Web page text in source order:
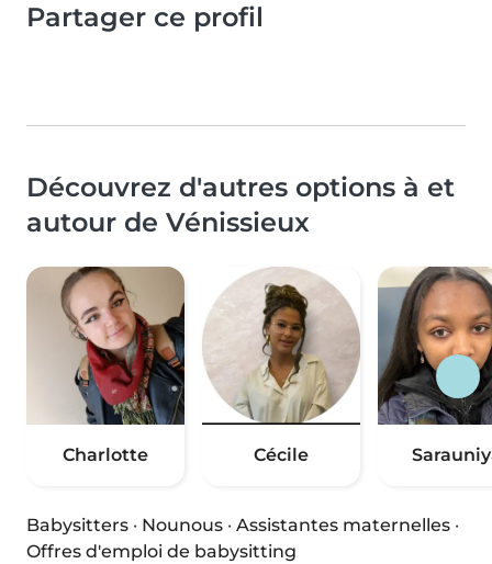
Partager ce profil
Découvrez d'autres options à et
autour de Vénissieux
Charlotte Cécile
Babysitters · Nounous · Assistantes maternelles ·
Offres d'emploi de babysitting